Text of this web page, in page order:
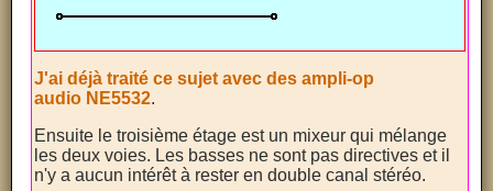
J'ai déjà traité ce sujet avec des ampli-op
audio NE5532.
Ensuite le troisième étage est un mixeur qui mélange
les deux voies. Les basses ne sont pas directives et il
n'y a aucun intérêt à rester en double canal stéréo.